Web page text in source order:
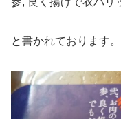
と書かれております。